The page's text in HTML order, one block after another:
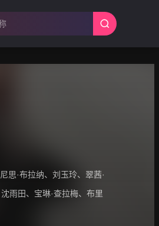
思·布拉纳、 刘玉玲、 翠茜·
沈雨田、 宝琳·查拉梅、 布里